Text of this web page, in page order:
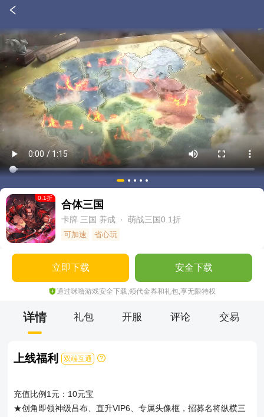
0.1折
合体三国
卡牌 三国 养成 · 萌战三国0.1折
可加速 省心玩
立即下载 安全下载
通过咪噜游戏安全下载,领代金券和礼包,享无限特权
详情 礼包 开服 评论 交易
上线福利 双端互通
充值比例1元：10元宝
★创角即领神级吕布、直升VIP6、专属头像框，招募名将纵横三